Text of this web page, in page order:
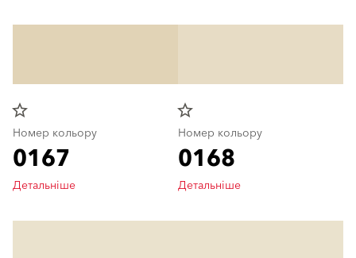
star_border
Номер кольору
0167
Детальніше
star_border
Номер кольору
0168
Детальніше